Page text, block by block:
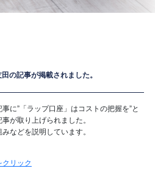
の記事が掲載されました。
に”「ラップ口座」はコストの把握を”と
が取り上げられました。
などを説明しています。
クリック